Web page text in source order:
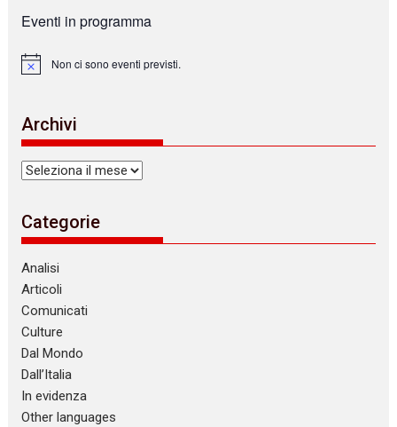
Eventi in programma
N
c
e
Non ci sono eventi previsti.
Archivi
Archivi
Categorie
Analisi
Articoli
Comunicati
Culture
Dal Mondo
Dall’Italia
In evidenza
Other languages